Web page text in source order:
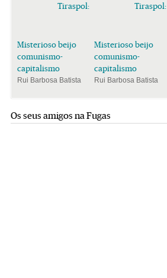
Tiraspol:
Misterioso beijo
comunismo-
capitalismo
Rui Barbosa Batista
Tiraspol:
Misterioso beijo
comunismo-
capitalismo
Rui Barbosa Batista
Os seus amigos na Fugas